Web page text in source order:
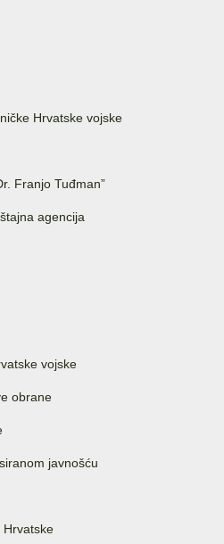
Hrvatske vojske
Franjo Tuđman”
agencija
vojske
obrane
javnošću
Hrvatske